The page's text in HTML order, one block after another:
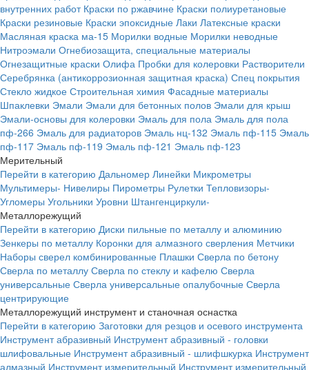
внутренних работ Краски по ржавчине Краски полиуретановые
Краски резиновые Краски эпоксидные Лаки Латексные краски
Масляная краска ма-15 Морилки водные Морилки неводные
Нитроэмали Огнебиозащита, специальные материалы
Огнезащитные краски Олифа Пробки для колеровки Растворители
Серебрянка (антикоррозионная защитная краска) Спец покрытия
Стекло жидкое Строительная химия Фасадные материалы
Шпаклевки Эмали Эмали для бетонных полов Эмали для крыш
Эмали-основы для колеровки Эмаль для пола Эмаль для пола
пф-266 Эмаль для радиаторов Эмаль нц-132 Эмаль пф-115 Эмаль
пф-117 Эмаль пф-119 Эмаль пф-121 Эмаль пф-123
Мерительный
Перейти в категорию Дальномер Линейки Микрометры
Мультимеры- Нивелиры Пирометры Рулетки Тепловизоры-
Угломеры Угольники Уровни Штангенциркули-
Металлорежущий
Перейти в категорию Диски пильные по металлу и алюминию
Зенкеры по металлу Коронки для алмазного сверления Метчики
Наборы сверел комбинированные Плашки Сверла по бетону
Сверла по металлу Сверла по стеклу и кафелю Сверла
универсальные Сверла универсальные опалубочные Сверла
центрирующие
Металлорежущий инструмент и станочная оснастка
Перейти в категорию Заготовки для резцов и осевого инструмента
Инструмент абразивный Инструмент абразивный - головки
шлифовальные Инструмент абразивный - шлифшкурка Инструмент
алмазный Инструмент измерительный Инструмент измерительный